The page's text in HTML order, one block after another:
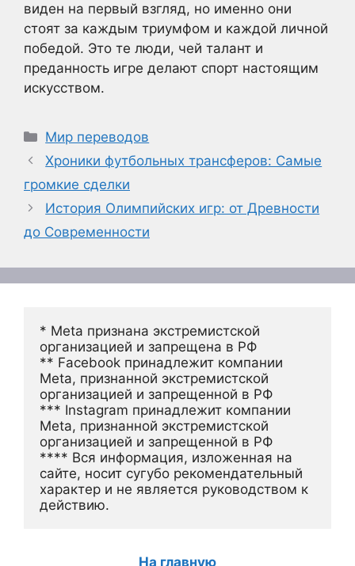
виден на первый взгляд, но именно они
стоят за каждым триумфом и каждой личной
победой. Это те люди, чей талант и
преданность игре делают спорт настоящим
искусством.
Рубрики
Мир переводов
Хроники футбольных трансферов: Самые
громкие сделки
История Олимпийских игр: от Древности
до Современности
* Meta признана экстремистской
организацией и запрещена в РФ
** Facebook принадлежит компании
Meta, признанной экстремистской
организацией и запрещенной в РФ
*** Instagram принадлежит компании
Meta, признанной экстремистской
организацией и запрещенной в РФ
**** Вся информация, изложенная на
сайте, носит сугубо рекомендательный
характер и не является руководством к
действию.
На главную